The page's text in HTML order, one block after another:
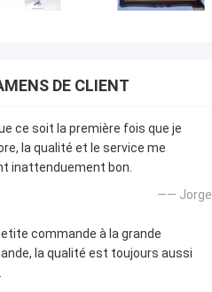
DE CLIENT
ce soit la première fois que je
la qualité et le service me
inattenduement bon.
—— Jorge
commande à la grande
la qualité est toujours aussi